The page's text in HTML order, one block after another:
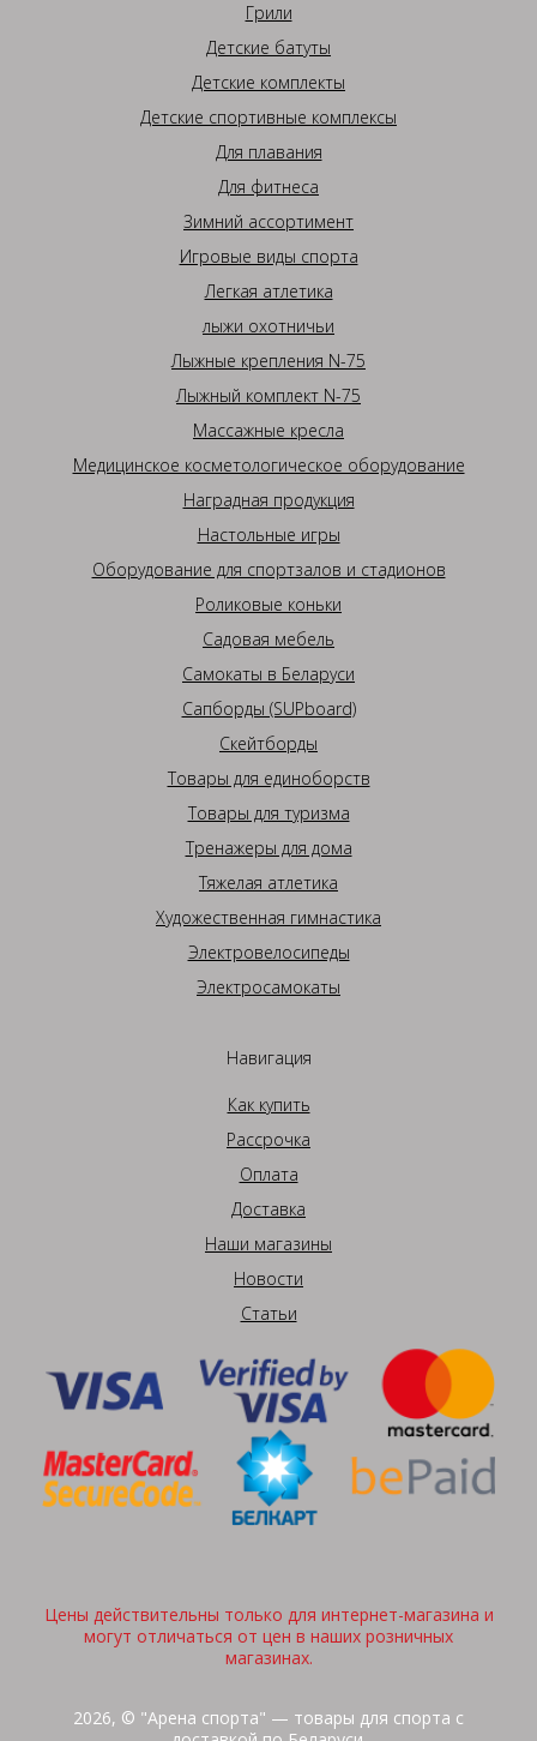
Грили
Детские батуты
Детские комплекты
Детские спортивные комплексы
Для плавания
Для фитнеса
Зимний ассортимент
Игровые виды спорта
Легкая атлетика
лыжи охотничьи
Лыжные крепления N-75
Лыжный комплект N-75
Массажные кресла
Медицинское косметологическое оборудование
Наградная продукция
Настольные игры
Оборудование для спортзалов и стадионов
Роликовые коньки
Садовая мебель
Самокаты в Беларуси
Сапборды (SUPboard)
Скейтборды
Товары для единоборств
Товары для туризма
Тренажеры для дома
Тяжелая атлетика
Художественная гимнастика
Электровелосипеды
Электросамокаты
Навигация
Как купить
Рассрочка
Оплата
Доставка
Наши магазины
Новости
Статьи
Цены действительны только для интернет-магазина и
могут отличаться от цен в наших розничных
магазинах.
2026, © "Арена спорта" — товары для спорта с